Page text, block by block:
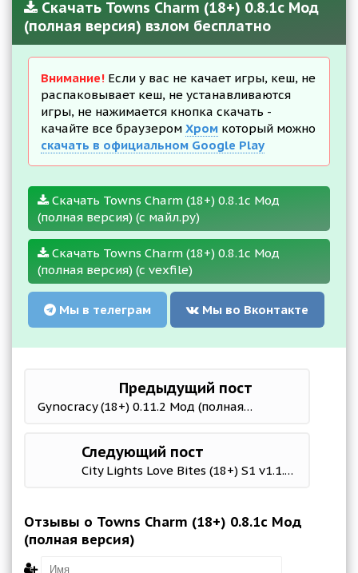
Скачать Towns Charm (18+) 0.8.1с Мод
(полная версия) взлом бесплатно
Внимание! Если у вас не качает игры, кеш, не
распаковывает кеш, не устанавливаются
игры, не нажимается кнопка скачать -
качайте все браузером Хром который можно
скачать в официальном Google Play
Скачать Towns Charm (18+) 0.8.1с Мод
(полная версия) (с майл.ру)
Скачать Towns Charm (18+) 0.8.1с Мод
(полная версия) (с vexfile)
Мы в телеграм Мы во Вконтакте
Предыдущий пост
Gynocracy (18+) 0.11.2 Мод (полная версия)
Следующий пост
City Lights Love Bites (18+) S1 v1.1.0 Мод (полная версия)
Отзывы о Towns Charm (18+) 0.8.1с Мод
(полная версия)